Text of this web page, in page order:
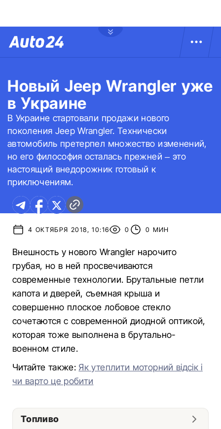
Новый Jeep Wrangler уже
в Украине
В Украине стартовали продажи нового
поколения Jeep Wrangler. Технически
автомобиль претерпел множество изменений,
но его философия осталась прежней – это
настоящий внедорожник готовый к
приключениям.
4 ОКТЯБРЯ 2018, 10:16 0 0 МИН
Внешность у нового Wrangler нарочито
грубая, но в ней просвечиваются
современные технологии. Брутальные петли
капота и дверей, съемная крыша и
совершенно плоское лобовое стекло
сочетаются с современной диодной оптикой,
которая тоже выполнена в брутально-
военном стиле.
Читайте также: Як утеплити моторний відсік і
чи варто це робити
Топливо